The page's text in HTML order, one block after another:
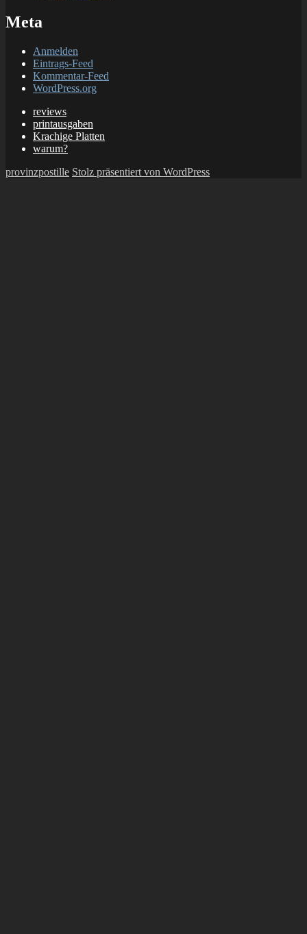
Meta
Anmelden
Eintrags-Feed
Kommentar-Feed
WordPress.org
reviews
printausgaben
Krachige Platten
warum?
provinzpostille Stolz präsentiert von WordPress